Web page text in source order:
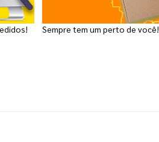
Sempre tem um perto de você!